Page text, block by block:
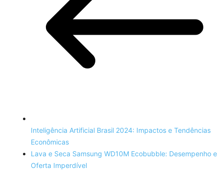
Inteligência Artificial Brasil 2024: Impactos e Tendências
Econômicas
Lava e Seca Samsung WD10M Ecobubble: Desempenho e
Oferta Imperdível